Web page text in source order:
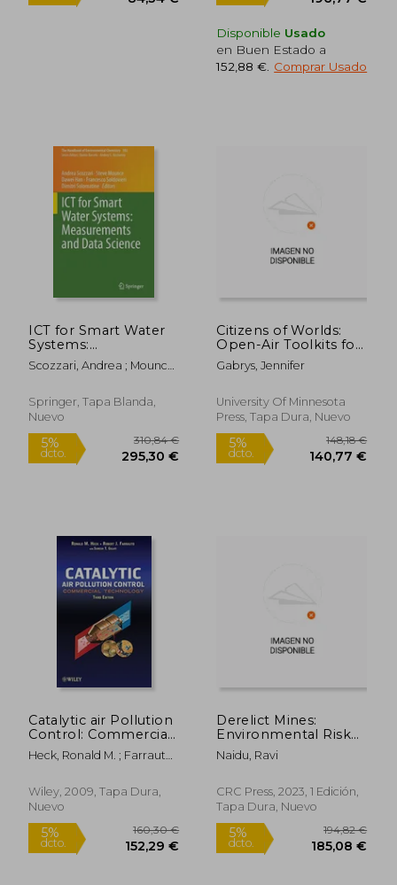
dcto.
5%
dcto.
88,78 €
84,34 €
5%
dcto.
Disponible Usado
en Buen Estado a
152,88 € Comprar Usado
ICT for Smart Water
Systems:
Measurements and
Data Science (en
Scozzari, Andrea ; Mounce,
Springer, Tapa Blanda,
Nuevo
Citizens of Worlds:
Open-Air Toolkits for
Environmental
Struggle (en Inglés)
Gabrys, Jennifer
University Of Minnesota
Press, Tapa Dura, Nuevo
Catalytic air Pollution
Control: Commercial
Technology (en
Inglés)
Heck, Ronald M. ; Farrauto,
Wiley, 2009, Tapa Dura,
Nuevo
Derelict Mines:
Environmental Risk
Assessment and
Management (en
Naidu, Ravi
CRC Press, 2023, 1 Edición,
Tapa Dura, Nuevo